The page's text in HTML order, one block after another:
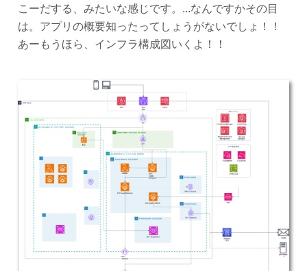
こーだする、みたいな感じです。...なんですかその目
は。アプリの概要知ったってしょうがないでしょ！！
あーもうほら、インフラ構成図いくよ！！